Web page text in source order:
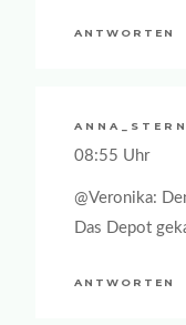
ANTWORTEN
08:55 Uhr
@Veronika:
Das Depot
ANTWORTEN